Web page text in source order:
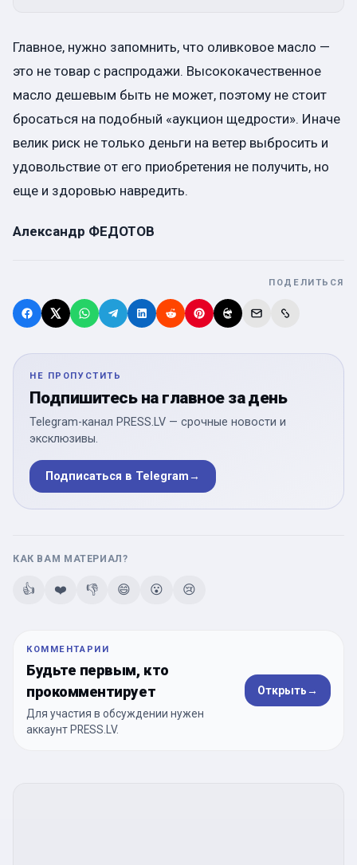
Главное, нужно запомнить, что оливковое масло —
это не товар с распродажи. Высококачественное
масло дешевым быть не может, поэтому не стоит
бросаться на подобный «аукцион щедрости». Иначе
велик риск не только деньги на ветер выбросить и
удовольствие от его приобретения не получить, но
еще и здоровью навредить.
Александр ФЕДОТОВ
ПОДЕЛИТЬСЯ
НЕ ПРОПУСТИТЬ
Подпишитесь на главное за день
Telegram-канал PRESS.LV — срочные новости и
эксклюзивы.
Подписаться в Telegram→
КАК ВАМ МАТЕРИАЛ?
👍 ❤️ 👎 😄 😮 😢
КОММЕНТАРИИ
Будьте первым, кто
прокомментирует
Для участия в обсуждении нужен
аккаунт PRESS.LV.
Открыть→